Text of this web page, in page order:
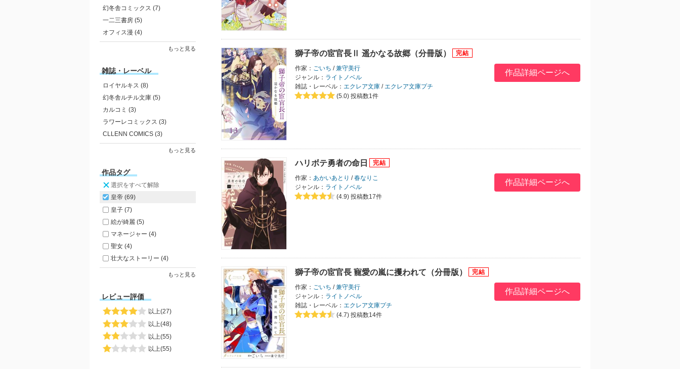
幻冬舎コミックス (7)
一二三書房 (5)
オフィス漫 (4)
もっと見る
雑誌・レーベル
ロイヤルキス (8)
幻冬舎ルチル文庫 (5)
カルコミ (3)
ラワーレコミックス (3)
CLLENN COMICS (3)
もっと見る
作品タグ
選択をすべて解除
皇帝 (69)
皇子 (7)
絵が綺麗 (5)
マネージャー (4)
聖女 (4)
壮大なストーリー (4)
もっと見る
レビュー評価
以上(27)
以上(48)
以上(55)
以上(55)
獅子帝の宦官長Ⅱ 遥かなる故郷（分冊版）
作家： ごいち /兼守美行
ジャンル： ライトノベル
雑誌・レーベル： エクレア文庫 / エクレア文庫プチ
(5.0) 投稿数1件
作品詳細ページへ
ハリボテ勇者の命日
作家： あかいあとり /春なりこ
ジャンル： ライトノベル
(4.9) 投稿数17件
作品詳細ページへ
獅子帝の宦官長 寵愛の嵐に攫われて（分冊版）
作家： ごいち /兼守美行
ジャンル： ライトノベル
雑誌・レーベル： エクレア文庫プチ
(4.7) 投稿数14件
作品詳細ページへ